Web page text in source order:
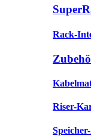
Rack-
Riser-